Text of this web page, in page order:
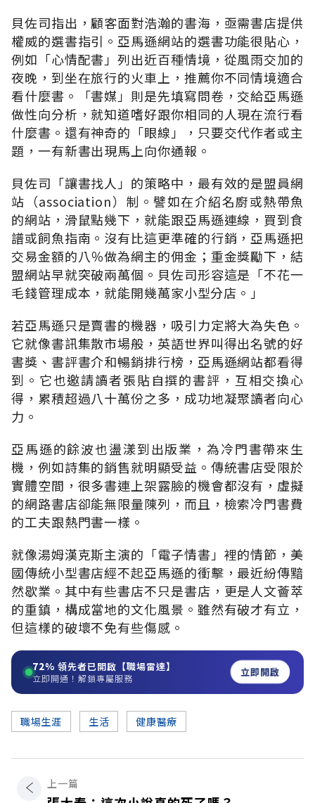
貝佐司指出，顧客面對浩瀚的書海，亟需書店提供
權威的選書指引。亞馬遜網站的選書功能很貼心，
例如「心情配書」列出近百種情境，從風雨交加的
夜晚，到坐在旅行的火車上，推薦你不同情境適合
看什麼書。「書媒」則是先填寫問卷，交給亞馬遜
做性向分析，就知道嗜好跟你相同的人現在流行看
什麼書。還有神奇的「眼線」，只要交代作者或主
題，一有新書出現馬上向你通報。
貝佐司「讓書找人」的策略中，最有效的是盟員網
站（association）制。譬如在介紹名廚或熱帶魚
的網站，滑鼠點幾下，就能跟亞馬遜連線，買到食
譜或飼魚指南。沒有比這更準確的行銷，亞馬遜把
交易金額的八％做為網主的佣金；重金獎勵下，結
盟網站早就突破兩萬個。貝佐司形容這是「不花一
毛錢管理成本，就能開幾萬家小型分店。」
若亞馬遜只是賣書的機器，吸引力定將大為失色。
它就像書訊集散市場般，英語世界叫得出名號的好
書獎、書評書介和暢銷排行榜，亞馬遜網站都看得
到。它也邀請讀者張貼自撰的書評，互相交換心
得，累積超過八十萬份之多，成功地凝聚讀者向心
力。
亞馬遜的餘波也盪漾到出版業，為冷門書帶來生
機，例如詩集的銷售就明顯受益。傳統書店受限於
實體空間，很多書連上架露臉的機會都沒有，虛擬
的網路書店卻能無限量陳列，而且，檢索冷門書費
的工夫跟熱門書一樣。
就像湯姆漢克斯主演的「電子情書」裡的情節，美
國傳統小型書店經不起亞馬遜的衝擊，最近紛傳黯
然歇業。其中有些書店不只是書店，更是人文薈萃
的重鎮，構成當地的文化風景。雖然有破才有立，
但這樣的破壞不免有些傷感。
72% 領先者已開啟【職場雷達】
立即開通！解鎖專屬服務 立即開啟
職場生涯 生活 健康醫療
上一篇